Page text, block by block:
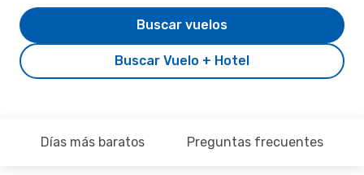
Buscar Vuelo + Hotel
Buscar vuelos
Días más baratos Preguntas frecuentes